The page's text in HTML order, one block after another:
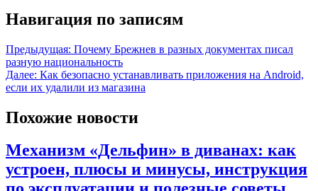
Навигация по записям
Предыдущая: Почему Брежнев в разных документах писал
разную национальность
Далее: Как безопасно устанавливать приложения на Android,
если их удалили из магазина
Похожие новости
Механизм «Дельфин» в диванах: как
устроен, плюсы и минусы, инструкция